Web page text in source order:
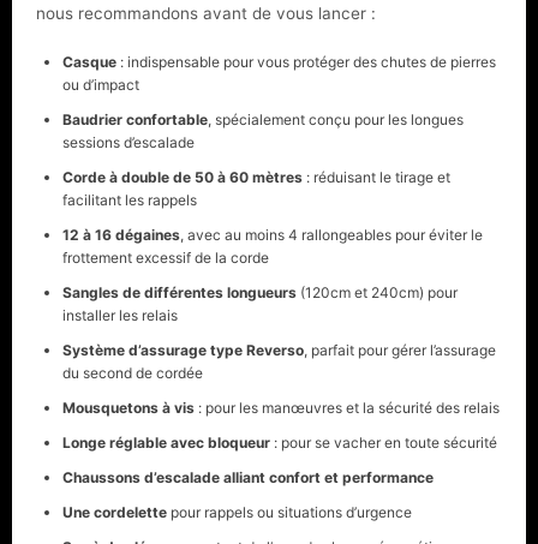
nous recommandons avant de vous lancer :
Casque : indispensable pour vous protéger des chutes de pierres
ou d’impact
Baudrier confortable, spécialement conçu pour les longues
sessions d’escalade
Corde à double de 50 à 60 mètres : réduisant le tirage et
facilitant les rappels
12 à 16 dégaines, avec au moins 4 rallongeables pour éviter le
frottement excessif de la corde
Sangles de différentes longueurs (120cm et 240cm) pour
installer les relais
Système d’assurage type Reverso, parfait pour gérer l’assurage
du second de cordée
Mousquetons à vis : pour les manœuvres et la sécurité des relais
Longe réglable avec bloqueur : pour se vacher en toute sécurité
Chaussons d’escalade alliant confort et performance
Une cordelette pour rappels ou situations d’urgence